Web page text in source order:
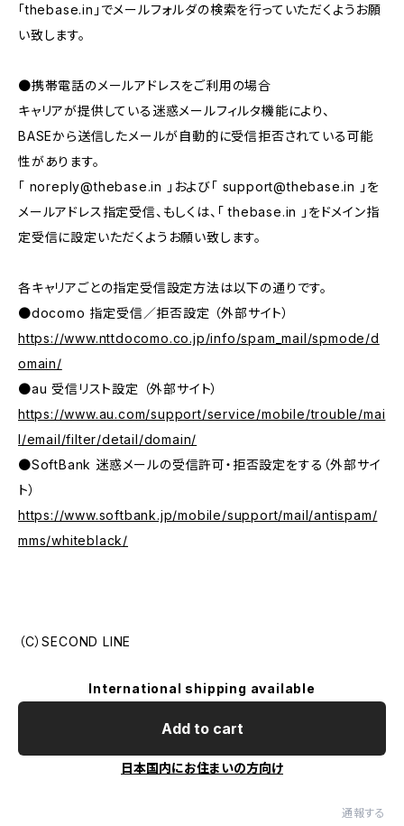
「thebase.in」でメールフォルダの検索を行っていただくようお願
い致します。
●携帯電話のメールアドレスをご利用の場合
キャリアが提供している迷惑メールフィルタ機能により、
BASEから送信したメールが自動的に受信拒否されている可能
性があります。
「 noreply@thebase.in 」および「 support@thebase.in
」を
メールアドレス指定受信、もしくは、「 thebase.in 」をドメイン指
定受信に設定いただくようお願い致します。
各キャリアごとの指定受信設定方法は以下の通りです。
●docomo 指定受信／拒否設定 （外部サイト）
https://www.nttdocomo.co.jp/info/spam_mail/spmode/d
omain/
●au 受信リスト設定 （外部サイト）
https://www.au.com/support/service/mobile/trouble/mai
l/email/filter/detail/domain/
●SoftBank 迷惑メールの受信許可・拒否設定をする（外部サイ
ト）
https://www.softbank.jp/mobile/support/mail/antispam/
mms/whiteblack/
（C）SECOND LINE
International shipping available
Add to cart
日本国内にお住まいの方向け
通報する